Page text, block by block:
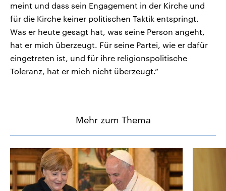
meint und dass sein Engagement in der Kirche und
für die Kirche keiner politischen Taktik entspringt.
Was er heute gesagt hat, was seine Person angeht,
hat er mich überzeugt. Für seine Partei, wie er dafür
eingetreten ist, und für ihre religionspolitische
Toleranz, hat er mich nicht überzeugt.“
Mehr zum Thema